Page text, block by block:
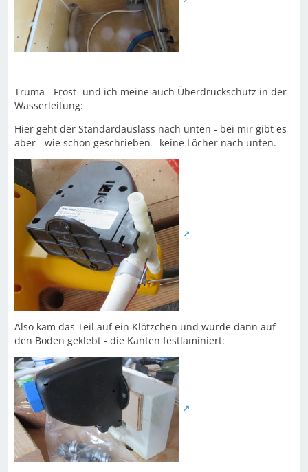
Truma - Frost- und ich meine auch Überdruckschutz in der
Wasserleitung:
Hier geht der Standardauslass nach unten - bei mir gibt es
aber - wie schon geschrieben - keine Löcher nach unten.
Also kam das Teil auf ein Klötzchen und wurde dann auf
den Boden geklebt - die Kanten festlaminiert: